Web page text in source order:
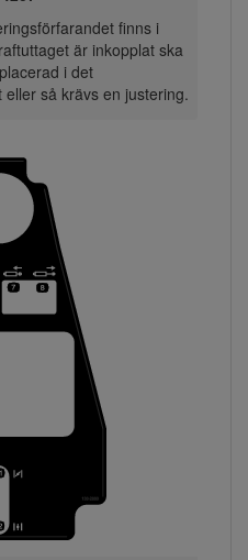
finns i
är inkopplat ska
i det
så krävs en justering.